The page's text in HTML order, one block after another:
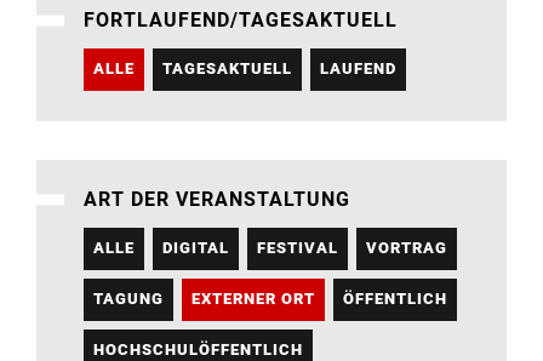
Aktuelles
FORTLAUFEND/TAGESAKTUELL
ALLE TAGESAKTUELL LAUFEND
ART DER VERANSTALTUNG
ALLE DIGITAL FESTIVAL VORTRAG
TAGUNG EXTERNER ORT ÖFFENTLICH
HOCHSCHULÖFFENTLICH